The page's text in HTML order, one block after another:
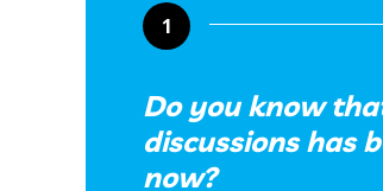
1
Do you know
discussions has
now?